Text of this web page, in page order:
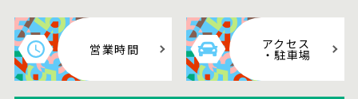
営業時間 アクセス
・駐車場